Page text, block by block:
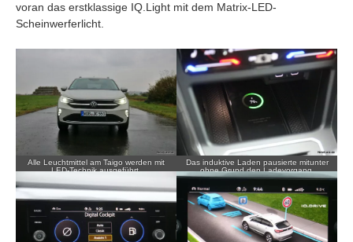
voran das erstklassige IQ.Light mit dem Matrix-LED-
Scheinwerferlicht.
Alle Leuchtmittel am Taigo werden mit
LED-Technik ausgeführt.
Das induktive Laden pausierte mitunter
ohne Grund den Ladevorgang.